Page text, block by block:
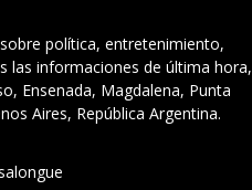
política, entretenimiento,
las informaciones de última hora,
Ensenada, Magdalena, Punta
Aires, República Argentina.